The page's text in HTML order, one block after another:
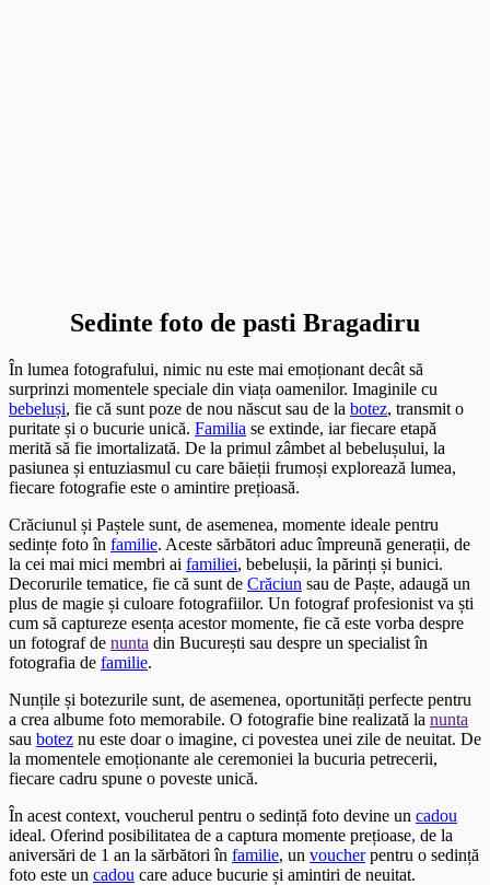
Sedinte foto de pasti Bragadiru
În lumea fotografului, nimic nu este mai emoționant decât să
surprinzi momentele speciale din viața oamenilor. Imaginile cu
bebeluși, fie că sunt poze de nou născut sau de la botez, transmit o
puritate și o bucurie unică. Familia se extinde, iar fiecare etapă
merită să fie imortalizată. De la primul zâmbet al bebelușului, la
pasiunea și entuziasmul cu care băieții frumoși explorează lumea,
fiecare fotografie este o amintire prețioasă.
Crăciunul și Paștele sunt, de asemenea, momente ideale pentru
sedințe foto în familie. Aceste sărbători aduc împreună generații, de
la cei mai mici membri ai familiei, bebelușii, la părinți și bunici.
Decorurile tematice, fie că sunt de Crăciun sau de Paște, adaugă un
plus de magie și culoare fotografiilor. Un fotograf profesionist va ști
cum să captureze esența acestor momente, fie că este vorba despre
un fotograf de nunta din București sau despre un specialist în
fotografia de familie.
Nunțile și botezurile sunt, de asemenea, oportunități perfecte pentru
a crea albume foto memorabile. O fotografie bine realizată la nunta
sau botez nu este doar o imagine, ci povestea unei zile de neuitat. De
la momentele emoționante ale ceremoniei la bucuria petrecerii,
fiecare cadru spune o poveste unică.
În acest context, voucherul pentru o sedință foto devine un cadou
ideal. Oferind posibilitatea de a captura momente prețioase, de la
aniversări de 1 an la sărbători în familie, un voucherpentru o sedință
foto este un cadou care aduce bucurie și amintiri de neuitat.